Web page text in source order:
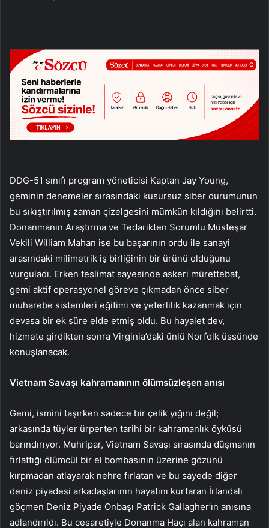
DDG-51 sınıfı program yöneticisi Kaptan Jay Young,
geminin denemeler sırasındaki kusursuz siber durumunun
bu sıkıştırılmış zaman çizelgesini mümkün kıldığını belirtti.
Donanmanın Araştırma ve Tedarikten Sorumlu Müsteşar
Vekili William Mahan ise bu başarının ordu ile sanayi
arasındaki milimetrik iş birliğinin bir ürünü olduğunu
vurguladı. Erken teslimat sayesinde askeri mürettebat,
gemi aktif operasyonel göreve çıkmadan önce siber
muharebe sistemleri eğitimi ve yeterlilik kazanmak için
devasa bir ek süre elde etmiş oldu. Bu hayalet dev,
hizmete girdikten sonra Virginia’daki ünlü Norfolk üssünde
konuşlanacak.
Vietnam Savaşı kahramanının ölümsüzleşen anısı
Gemi, ismini taşırken sadece bir çelik yığını değil;
arkasında tüyler ürperten tarihi bir kahramanlık öyküsü
barındırıyor. Muhripar, Vietnam Savaşı sırasında düşmanın
fırlattığı ölümcül bir el bombasının üzerine gözünü
kırpmadan atlayarak nehre fırlatan ve bu sayede diğer
deniz piyadesi arkadaşlarının hayatını kurtaran İrlandalı
göçmen Deniz Piyade Onbaşı Patrick Gallagher’ın anısına
adlandırıldı. Bu cesaretiyle Donanma Haçı alan kahraman